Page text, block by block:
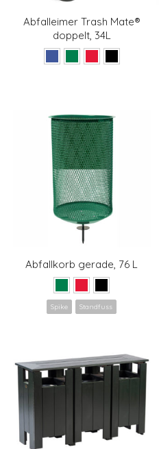
Abfalleimer Trash Mate®
doppelt, 34L
Abfallkorb gerade, 76 L
Spike Standfuss